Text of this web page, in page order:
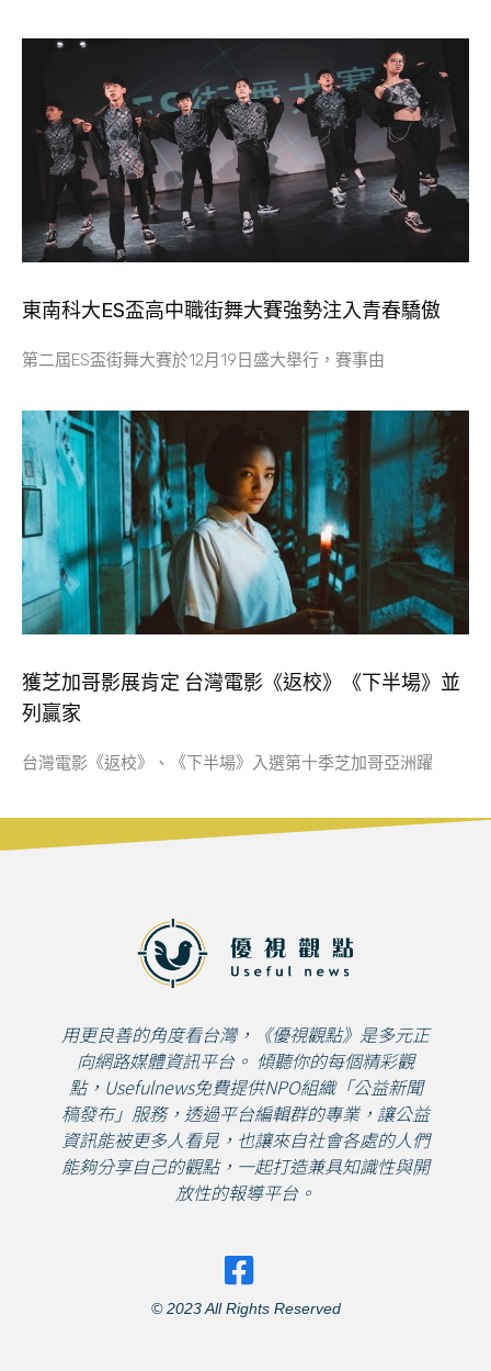
東南科大ES盃高中職街舞大賽強勢注入青春驕傲
第二屆ES盃街舞大賽於12月19日盛大舉行，賽事由
獲芝加哥影展肯定 台灣電影《返校》《下半場》並
列贏家
台灣電影《返校》、《下半場》入選第十季芝加哥亞洲躍
用更良善的角度看台灣，《優視觀點》是多元正
向網路媒體資訊平台。 傾聽你的每個精彩觀
點，Usefulnews免費提供NPO組織「公益新聞
稿發布」服務，透過平台編輯群的專業，讓公益
資訊能被更多人看見，也讓來自社會各處的人們
能夠分享自己的觀點，一起打造兼具知識性與開
放性的報導平台。
© 2023 All Rights Reserved